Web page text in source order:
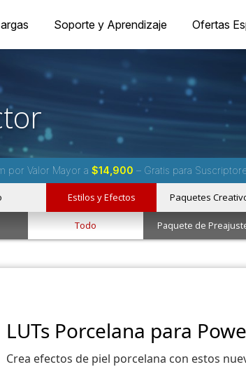
Soporte y Aprendizaje Ofertas
por Valor Mayor a $14,900 – Gratis para
Estilos y Efectos Paquetes
Todo Paquete de
LUTs Porcelana para
Crea efectos de piel porcelana con estos